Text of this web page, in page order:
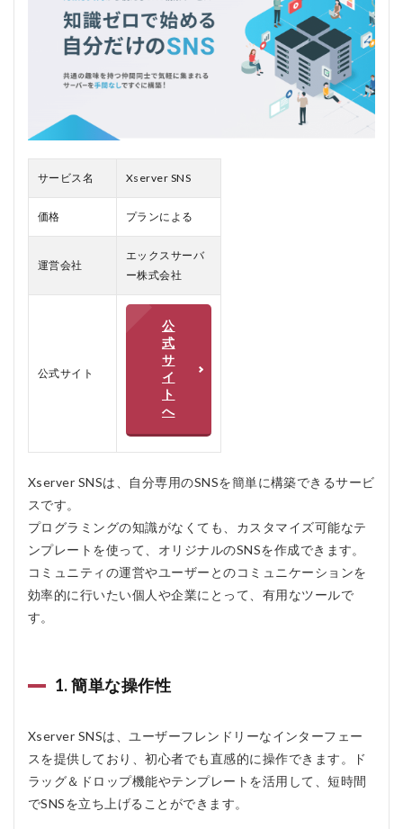
1.2
2. 豊
富な
カス
タマ
オプ
1.3
3. 安
ーマ
ィ対
SNSの
ミ、評
判
3
Xserver
SNSを
おすす
めする
SNSを
おすす
5
SNSの
よくあ
サービス名 Xserver SNS
価格 プランによる
運営会社
エックスサーバ
ー株式会社
公式サイト
公
式
サ
イ
ト
へ
Xserver SNSは、自分専用のSNSを簡単に構築できるサービ
スです。
プログラミングの知識がなくても、カスタマイズ可能なテ
ンプレートを使って、オリジナルのSNSを作成できます。
コミュニティの運営やユーザーとのコミュニケーションを
効率的に行いたい個人や企業にとって、有用なツールで
す。
1. 簡単な操作性
Xserver SNSは、ユーザーフレンドリーなインターフェー
スを提供しており、初心者でも直感的に操作できます。ド
ラッグ＆ドロップ機能やテンプレートを活用して、短時間
でSNSを立ち上げることができます。